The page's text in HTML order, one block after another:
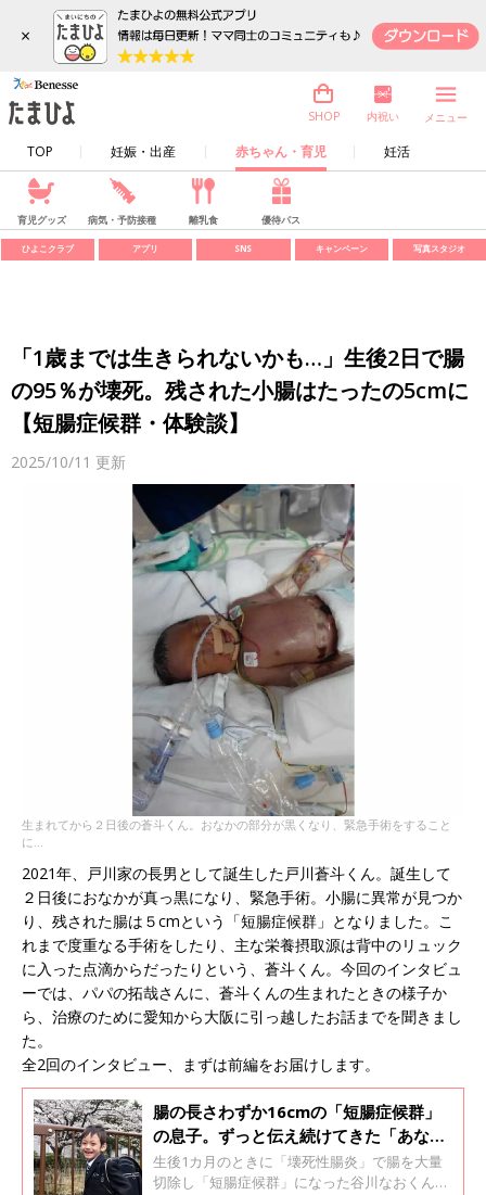
×
TOP 妊娠・出産 赤ちゃん・育児 妊活
SHOP 内祝い メニュー
育児グッズ 病気・予防接種 離乳食 優待パス
ひよこクラブ アプリ SNS キャンペーン 写真スタジオ
「1歳までは生きられないかも…」生後2日で腸
の95％が壊死。残された小腸はたったの5cmに
【短腸症候群・体験談】
2025/10/11 更新
生まれてから２日後の蒼斗くん。おなかの部分が黒くなり、緊急手術をすること
に…
2021年、戸川家の長男として誕生した戸川蒼斗くん。誕生して
２日後におなかが真っ黒になり、緊急手術。小腸に異常が見つか
り、残された腸は５cmという「短腸症候群」となりました。こ
れまで度重なる手術をしたり、主な栄養摂取源は背中のリュック
に入った点滴からだったりという、蒼斗くん。今回のインタビュ
ーでは、パパの拓哉さんに、蒼斗くんの生まれたときの様子か
ら、治療のために愛知から大阪に引っ越したお話までを聞きまし
た。
全2回のインタビュー、まずは前編をお届けします。
腸の長さわずか16cmの「短腸症候群」
の息子。ずっと伝え続けてきた「あなた
は特別じゃない」という言葉に込めた想
い【体験談】
生後1カ月のときに「壊死性腸炎」で腸を大量
切除し「短腸症候群」になった谷川なおくん